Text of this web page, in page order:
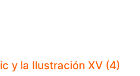
y la Ilustración XV (4)